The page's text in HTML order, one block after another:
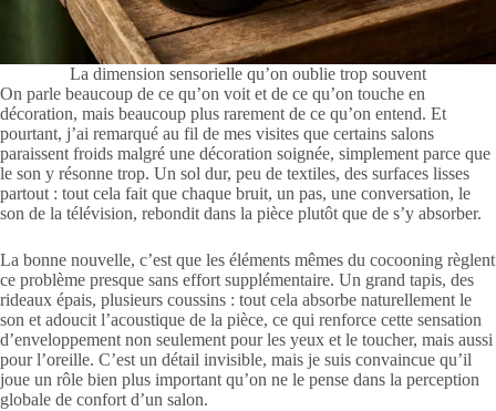
La dimension sensorielle qu’on oublie trop souvent
On parle beaucoup de ce qu’on voit et de ce qu’on touche en
décoration, mais beaucoup plus rarement de ce qu’on entend. Et
pourtant, j’ai remarqué au fil de mes visites que certains salons
paraissent froids malgré une décoration soignée, simplement parce que
le son y résonne trop. Un sol dur, peu de textiles, des surfaces lisses
partout : tout cela fait que chaque bruit, un pas, une conversation, le
son de la télévision, rebondit dans la pièce plutôt que de s’y absorber.
La bonne nouvelle, c’est que les éléments mêmes du cocooning règlent
ce problème presque sans effort supplémentaire. Un grand tapis, des
rideaux épais, plusieurs coussins : tout cela absorbe naturellement le
son et adoucit l’acoustique de la pièce, ce qui renforce cette sensation
d’enveloppement non seulement pour les yeux et le toucher, mais aussi
pour l’oreille. C’est un détail invisible, mais je suis convaincue qu’il
joue un rôle bien plus important qu’on ne le pense dans la perception
globale de confort d’un salon.